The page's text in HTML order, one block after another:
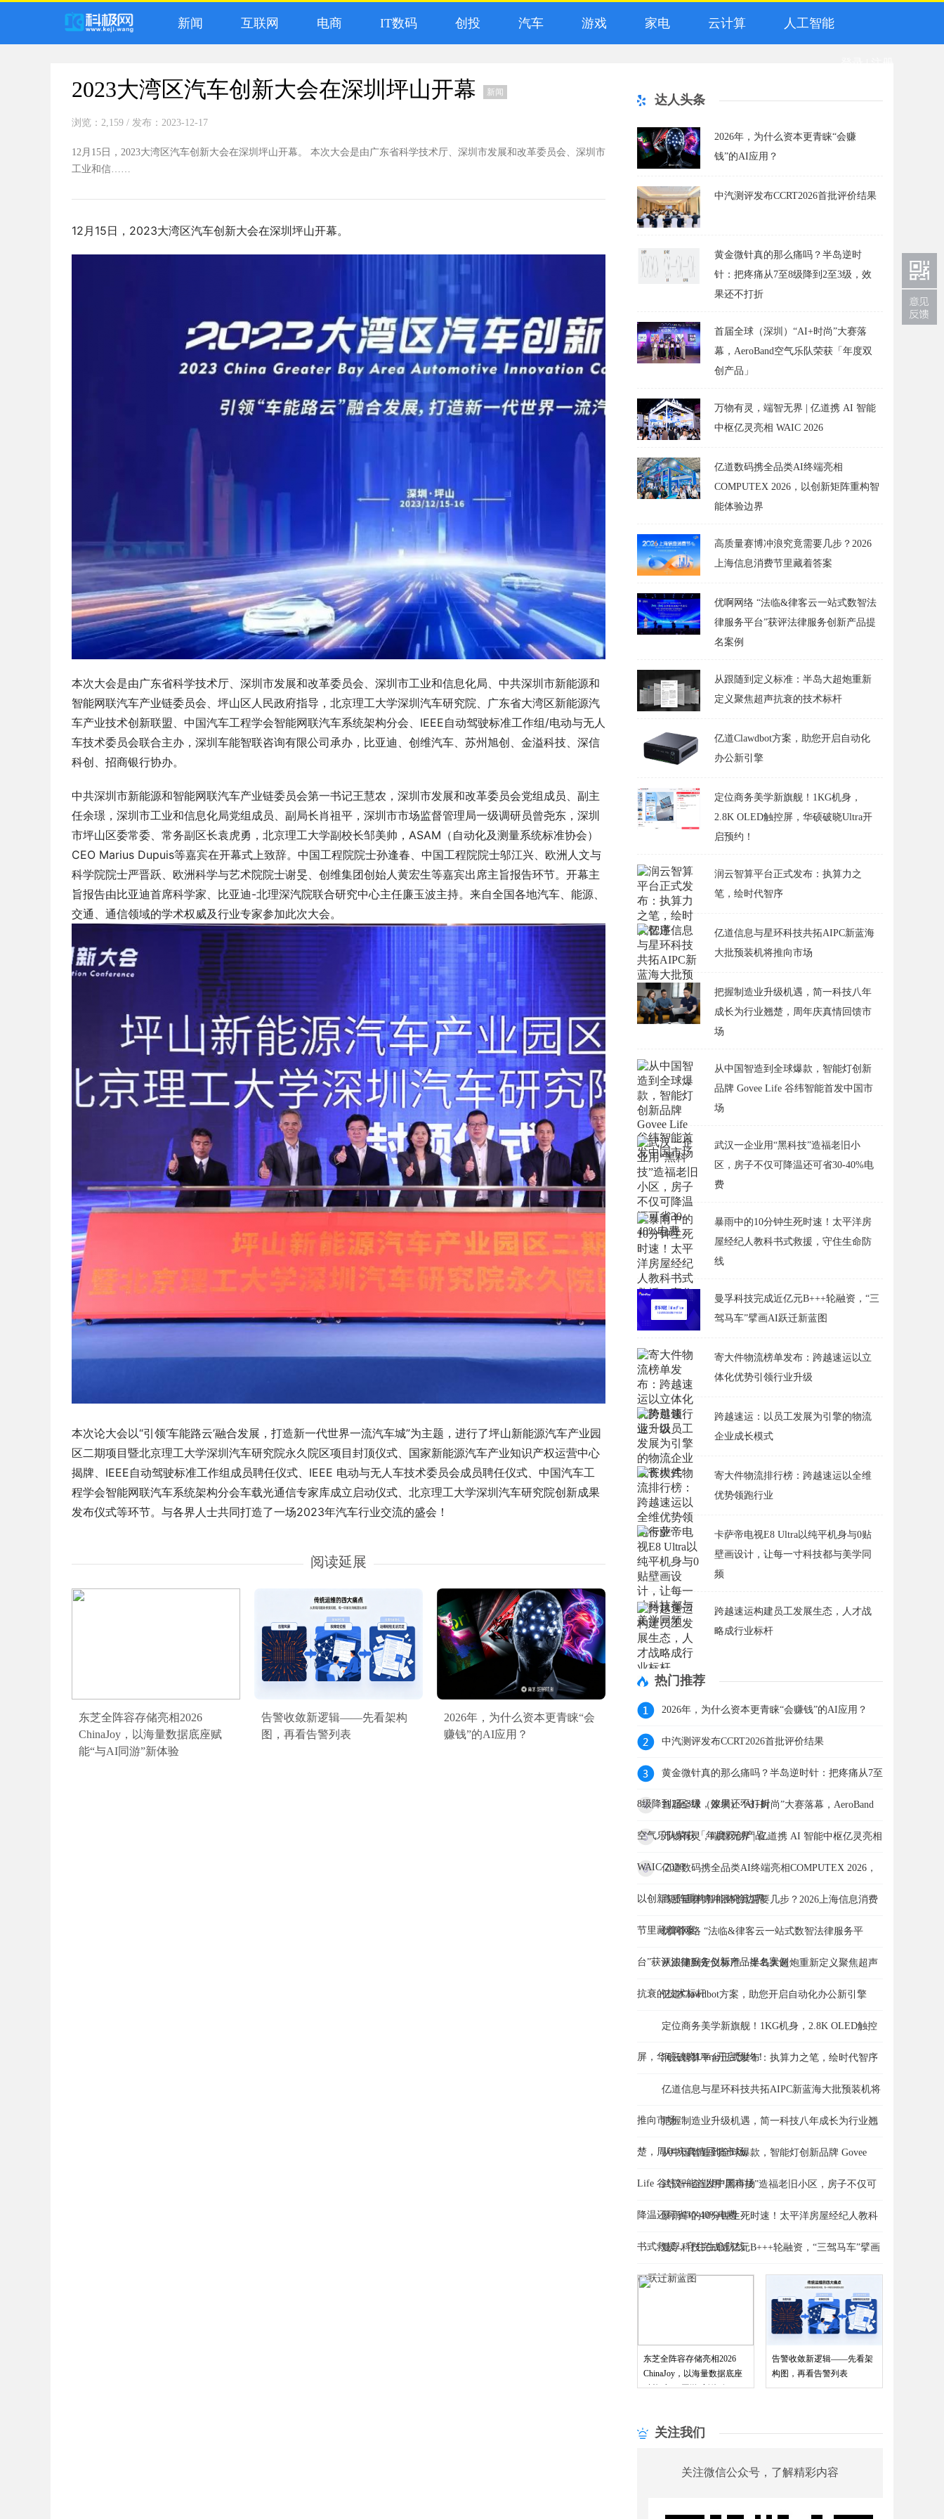
新闻 互联网 电商 IT数码 创投 汽车 游戏 家电 云计算 人工智能
2023大湾区汽车创新大会在深圳坪山开幕 新闻
浏览：2,159 / 发布：2023-12-17
12月15日，2023大湾区汽车创新大会在深圳坪山开幕。 本次大会是由广东省科学技术厅、深圳市发展和改革委员会、深圳市
工业和信……
12月15日，2023大湾区汽车创新大会在深圳坪山开幕。
本次大会是由广东省科学技术厅、深圳市发展和改革委员会、深圳市工业和信息化局、中共深圳市新能源和
智能网联汽车产业链委员会、坪山区人民政府指导，北京理工大学深圳汽车研究院、广东省大湾区新能源汽
车产业技术创新联盟、中国汽车工程学会智能网联汽车系统架构分会、IEEE自动驾驶标准工作组/电动与无人
车技术委员会联合主办，深圳车能智联咨询有限公司承办，比亚迪、创维汽车、苏州旭创、金溢科技、深信
科创、招商银行协办。
中共深圳市新能源和智能网联汽车产业链委员会第一书记王慧农，深圳市发展和改革委员会党组成员、副主
任余璟，深圳市工业和信息化局党组成员、副局长肖祖平，深圳市市场监督管理局一级调研员曾尧东，深圳
市坪山区委常委、常务副区长袁虎勇，北京理工大学副校长邹美帅，ASAM（自动化及测量系统标准协会）
CEO Marius Dupuis等嘉宾在开幕式上致辞。中国工程院院士孙逢春、中国工程院院士邬江兴、欧洲人文与
科学院院士严晋跃、欧洲科学与艺术院院士谢旻、创维集团创始人黄宏生等嘉宾出席主旨报告环节。开幕主
旨报告由比亚迪首席科学家、比亚迪-北理深汽院联合研究中心主任廉玉波主持。来自全国各地汽车、能源、
交通、通信领域的学术权威及行业专家参加此次大会。
本次论大会以“引领‘车能路云’融合发展，打造新一代世界一流汽车城”为主题，进行了坪山新能源汽车产业园
区二期项目暨北京理工大学深圳汽车研究院永久院区项目封顶仪式、国家新能源汽车产业知识产权运营中心
揭牌、IEEE自动驾驶标准工作组成员聘任仪式、IEEE 电动与无人车技术委员会成员聘任仪式、中国汽车工
程学会智能网联汽车系统架构分会车载光通信专家库成立启动仪式、北京理工大学深圳汽车研究院创新成果
发布仪式等环节。与各界人士共同打造了一场2023年汽车行业交流的盛会！
阅读延展
东芝全阵容存储亮相2026
ChinaJoy，以海量数据底座赋
能“与AI同游”新体验
告警收敛新逻辑——先看架构
图，再看告警列表
2026年，为什么资本更青睐“会
赚钱”的AI应用？
达人头条
2026年，为什么资本更青睐“会赚
钱”的AI应用？
中汽测评发布CCRT2026首批评价结果
黄金微针真的那么痛吗？半岛逆时
针：把疼痛从7至8级降到2至3级，效
果还不打折
首届全球（深圳）“AI+时尚”大赛落
幕，AeroBand空气乐队荣获「年度双
创产品」
万物有灵，端智无界 | 亿道携 AI 智能
中枢亿灵亮相 WAIC 2026
亿道数码携全品类AI终端亮相
COMPUTEX 2026，以创新矩阵重构智
能体验边界
高质量赛博冲浪究竟需要几步？2026
上海信息消费节里藏着答案
优啊网络 “法临&律客云一站式数智法
律服务平台”获评法律服务创新产品提
名案例
从跟随到定义标准：半岛大超炮重新
定义聚焦超声抗衰的技术标杆
亿道Clawdbot方案，助您开启自动化
办公新引擎
定位商务美学新旗舰！1KG机身，
2.8K OLED触控屏，华硕破晓Ultra开
启预约！
润云智算平台正式发布：执算力之
笔，绘时代智序
亿道信息与星环科技共拓AIPC新蓝海
大批预装机将推向市场
把握制造业升级机遇，简一科技八年
成长为行业翘楚，周年庆真情回馈市
场
从中国智造到全球爆款，智能灯创新
品牌 Govee Life 谷纬智能首发中国市
场
武汉一企业用“黑科技”造福老旧小
区，房子不仅可降温还可省30-40%电
费
​暴雨中的10分钟生死时速！太平洋房
屋经纪人教科书式救援，守住生命防
线
曼孚科技完成近亿元B+++轮融资，“三
驾马车”擘画AI跃迁新蓝图
寄大件物流榜单发布：跨越速运以立
体化优势引领行业升级
跨越速运：以员工发展为引擎的物流
企业成长模式
寄大件物流排行榜：跨越速运以全维
优势领跑行业
卡萨帝电视E8 Ultra以纯平机身与0贴
壁画设计，让每一寸科技都与美学同
频
跨越速运构建员工发展生态，人才战
略成行业标杆
热门推荐
2026年，为什么资本更青睐“会赚钱”的AI应用？
中汽测评发布CCRT2026首批评价结果
黄金微针真的那么痛吗？半岛逆时针：把疼痛从7至
8级降到2至3级，效果还不打折
首届全球（深圳）“AI+时尚”大赛落幕，AeroBand
空气乐队荣获「年度双创产品」
万物有灵，端智无界 | 亿道携 AI 智能中枢亿灵亮相
WAIC 2026亿道数码携全品类AI终端亮相COMPUTEX 2026，
以创新矩阵重构智能体验边界
高质量赛博冲浪究竟需要几步？2026上海信息消费
节里藏着答案
优啊网络 “法临&律客云一站式数智法律服务平
台”获评法律服务创新产品提名案例
从跟随到定义标准：半岛大超炮重新定义聚焦超声
抗衰的技术标杆
亿道Clawdbot方案，助您开启自动化办公新引擎
定位商务美学新旗舰！1KG机身，2.8K OLED触控
屏，华硕破晓Ultra开启预约！
润云智算平台正式发布：执算力之笔，绘时代智序
亿道信息与星环科技共拓AIPC新蓝海大批预装机将
推向市场把握制造业升级机遇，简一科技八年成长为行业翘
楚，周年庆真情回馈市场
从中国智造到全球爆款，智能灯创新品牌 Govee
Life 谷纬智能首发中国市场
武汉一企业用“黑科技”造福老旧小区，房子不仅可
降温还可省30-40%电费
​暴雨中的10分钟生死时速！太平洋房屋经纪人教科
书式救援，守住生命防线
曼孚科技完成近亿元B+++轮融资，“三驾马车”擘画
AI跃迁新蓝图
东芝全阵容存储亮相2026
ChinaJoy，以海量数据底座
赋能“与AI同游”新体验
告警收敛新逻辑——先看架
构图，再看告警列表
关注我们
关注微信公众号，了解精彩内容